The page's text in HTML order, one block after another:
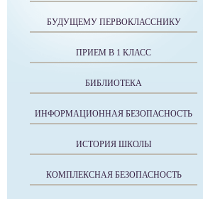
БУДУЩЕМУ ПЕРВОКЛАССНИКУ
ПРИЕМ В 1 КЛАСС
БИБЛИОТЕКА
ИНФОРМАЦИОННАЯ БЕЗОПАСНОСТЬ
ИСТОРИЯ ШКОЛЫ
КОМПЛЕКСНАЯ БЕЗОПАСНОСТЬ